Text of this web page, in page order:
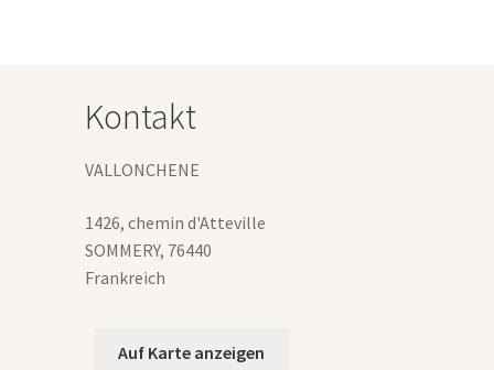
Kontakt
VALLONCHENE
1426, chemin d'Atteville
SOMMERY, 76440
Frankreich
Auf Karte anzeigen